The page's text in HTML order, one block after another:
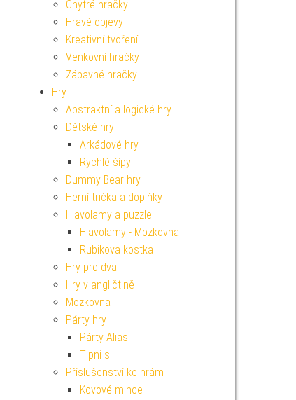
Chytré hračky
Hravé objevy
Kreativní tvoření
Venkovní hračky
Zábavné hračky
Hry
Abstraktní a logické hry
Dětské hry
Arkádové hry
Rychlé šípy
Dummy Bear hry
Herní trička a doplňky
Hlavolamy a puzzle
Hlavolamy - Mozkovna
Rubikova kostka
Hry pro dva
Hry v angličtině
Mozkovna
Párty hry
Párty Alias
Tipni si
Příslušenství ke hrám
Kovové mince